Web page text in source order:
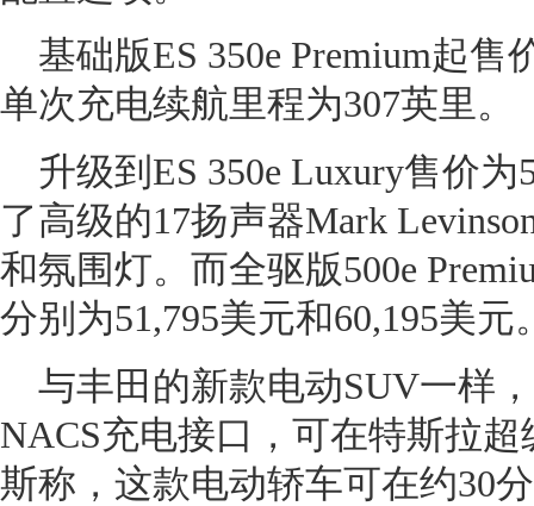
基础版ES 350e Premium起售
单次充电续航里程为307英里。
升级到ES 350e Luxury售价
了高级的17扬声器Mark
和氛围灯。而全驱版500e
分别为51,795美元和60,195美元
与丰田的新款电动SUV一样
NACS充电接口，可在特斯拉
斯称，这款电动轿车可在约30